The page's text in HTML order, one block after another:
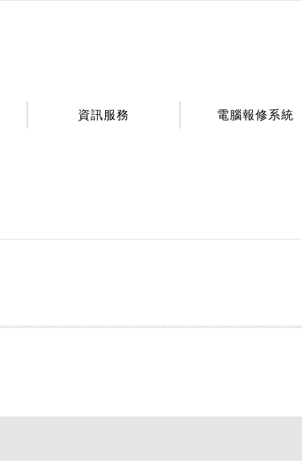
資訊服務 電腦報修系統